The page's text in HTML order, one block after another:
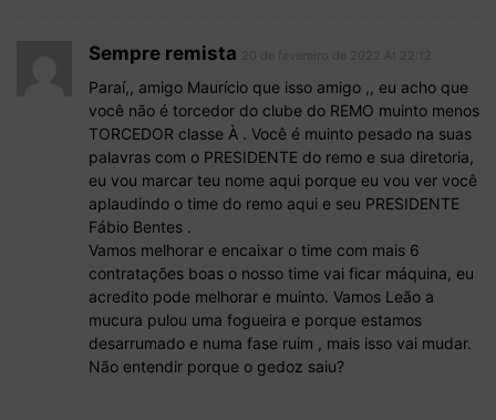
Sempre remista
Paraí,, amigo Maurício que isso amigo ,, eu acho que
você não é torcedor do clube do REMO muinto menos
TORCEDOR classe À . Você é muinto pesado na suas
palavras com o PRESIDENTE do remo e sua diretoria,
eu vou marcar teu nome aqui porque eu vou ver você
aplaudindo o time do remo aqui e seu PRESIDENTE
Fábio Bentes .
Vamos melhorar e encaixar o time com mais 6
contratações boas o nosso time vai ficar máquina, eu
acredito pode melhorar e muinto. Vamos Leão a
mucura pulou uma fogueira e porque estamos
desarrumado e numa fase ruim , mais isso vai mudar.
Não entendir porque o gedoz saiu?